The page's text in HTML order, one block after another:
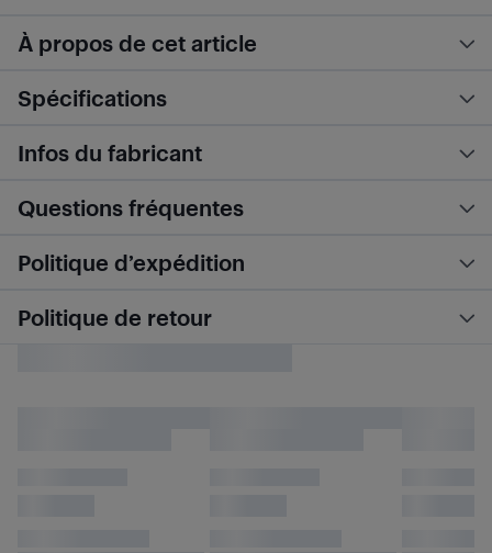
À propos de cet article
Spécifications
Infos du fabricant
Questions fréquentes
Politique d’expédition
Politique de retour